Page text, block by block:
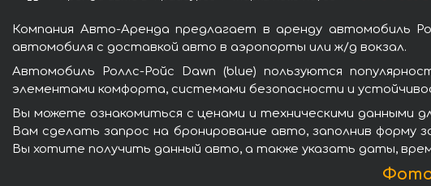
Компания Авто-Аренда предлагает в аренду автомобиль
автомобиля с доставкой авто в аэропорты или ж/д вокзал.
Автомобиль Роллс-Ройс Dawn (blue) пользуются
элементами комфорта, системами безопасности и
Вы можете ознакомиться с ценами и техническими данными
Вам сделать запрос на бронирование авто, заполнив форму
Вы хотите получить данный авто, а также указать даты,